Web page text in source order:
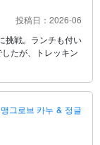
投稿日：2026-06
挑戦。ランチも付い
たが、トレッキン
그로브 카누 & 정글